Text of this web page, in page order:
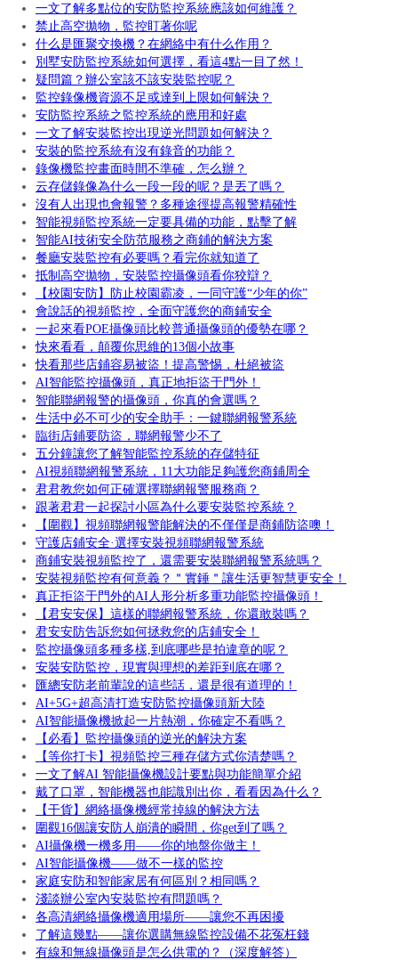
一文了解多點位的安防監控系統應該如何維護？
禁止高空拋物，監控盯著你呢
什么是匯聚交換機？在網絡中有什么作用？
別墅安防監控系統如何選擇，看這4點一目了然！
疑問篇？辦公室該不該安裝監控呢？
監控錄像機資源不足或達到上限如何解決？
安防監控系統之監控系統的應用和好處
一文了解安裝監控出現逆光問題如何解決？
安裝的監控系統有沒有錄音的功能？
錄像機監控畫面時間不準確，怎么辦？
云存儲錄像為什么一段一段的呢？是丟了嗎？
沒有人出現也會報警？多種途徑提高報警精確性
智能視頻監控系統一定要具備的功能，點擊了解
智能AI技術安全防范服務之商鋪的解決方案
餐廳安裝監控有必要嗎？看完你就知道了
抵制高空拋物，安裝監控攝像頭看你狡辯？
【校園安防】防止校園霸凌，一同守護“少年的你”
會說話的視頻監控，全面守護您的商鋪安全
一起來看POE攝像頭比較普通攝像頭的優勢在哪？
快來看看，顛覆你思維的13個小故事
快看那些店鋪容易被盜！提高警惕，杜絕被盜
AI智能監控攝像頭，真正地拒盜于門外！
智能聯網報警的攝像頭，你真的會選嗎？
生活中必不可少的安全助手：一鍵聯網報警系統
臨街店鋪要防盜，聯網報警少不了
五分鐘讓您了解智能監控系統的存儲特征
AI視頻聯網報警系統，11大功能足夠護您商鋪周全
君君教您如何正確選擇聯網報警服務商？
跟著君君一起探討小區為什么要安裝監控系統？
【圍觀】視頻聯網報警能解決的不僅僅是商鋪防盜噢！
守護店鋪安全·選擇安裝視頻聯網報警系統
商鋪安裝視頻監控了，還需要安裝聯網報警系統嗎？
安裝視頻監控有何意義？＂實錘＂讓生活更智慧更安全！
真正拒盜于門外的AI人形分析多重功能監控攝像頭！
【君安安保】這樣的聯網報警系統，你還敢裝嗎？
君安安防告訴您如何拯救您的店鋪安全！
監控攝像頭多種多樣,到底哪些是拍違章的呢？
安裝安防監控，現實與理想的差距到底在哪？
匯總安防老前輩說的這些話，還是很有道理的！
AI+5G+超高清打造安防監控攝像頭新大陸
AI智能攝像機掀起一片熱潮，你確定不看嗎？
【必看】監控攝像頭的逆光的解決方案
【等你打卡】視頻監控三種存儲方式你清楚嗎？
一文了解AI 智能攝像機設計要點與功能簡單介紹
戴了口罩，智能機器也能識別出你，看看因為什么？
【干貨】網絡攝像機經常掉線的解決方法
圍觀16個讓安防人崩潰的瞬間，你get到了嗎？
AI攝像機一機多用——你的地盤你做主！
AI智能攝像機——做不一樣的監控
家庭安防和智能家居有何區別？相同嗎？
淺談辦公室內安裝監控有問題嗎？
各高清網絡攝像機適用場所——讓您不再困擾
了解這幾點——讓你選購無線監控設備不花冤枉錢
有線和無線攝像頭是怎么供電的？（深度解答）